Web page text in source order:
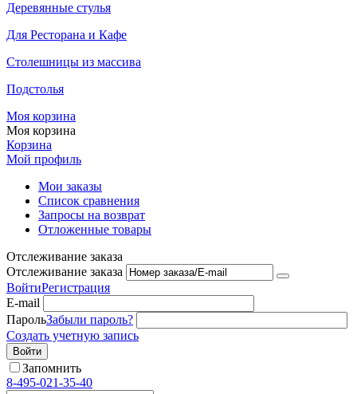
Деревянные стулья
Для Ресторана и Кафе
Столешницы из массива
Подстолья
Моя корзина
Моя корзина
Корзина
Мой профиль
Мои заказы
Список сравнения
Запросы на возврат
Отложенные товары
Отслеживание заказа
Отслеживание заказа
ВойтиРегистрация
E-mail
ПарольЗабыли пароль?
Создать учетную запись
Войти
Запомнить
8-495-021-35-40